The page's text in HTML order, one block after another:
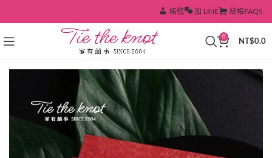
帳號 加 LINE 結帳FAQS
0
NT$0.0